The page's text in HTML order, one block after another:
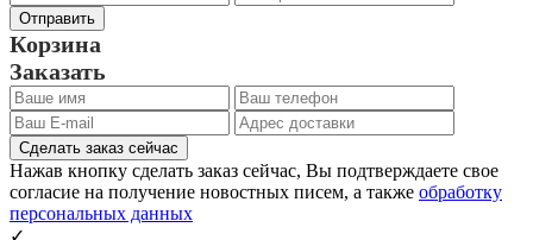
Корзина
Заказать
Сделать заказ сейчас
Нажав кнопку сделать заказ сейчас, Вы подтверждаете свое
согласие на получение новостных писем, а также обработку
персональных данных
✓